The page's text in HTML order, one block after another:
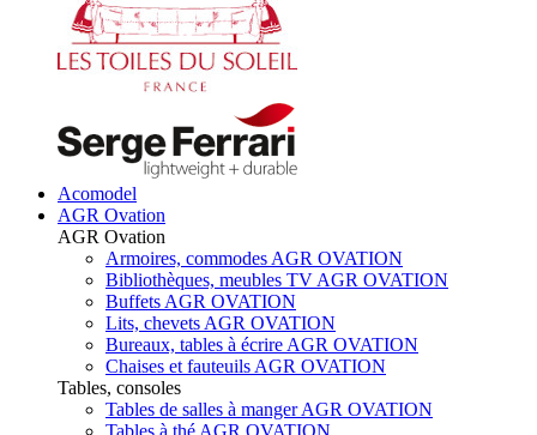
Acomodel
AGR Ovation
AGR Ovation
Armoires, commodes AGR OVATION
Bibliothèques, meubles TV AGR OVATION
Buffets AGR OVATION
Lits, chevets AGR OVATION
Bureaux, tables à écrire AGR OVATION
Chaises et fauteuils AGR OVATION
Tables, consoles
Tables de salles à manger AGR OVATION
Tables à thé AGR OVATION